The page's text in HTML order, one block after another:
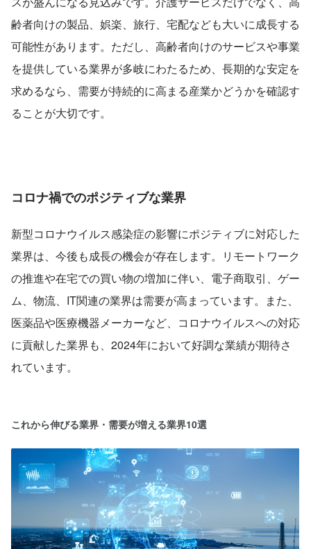
齢者向けの製品、娯楽、旅行、宅配なども大いに成長する
可能性があります。ただし、高齢者向けのサービスや事業
を提供している業界が多岐にわたるため、長期的な安定を
求めるなら、需要が持続的に高まる産業かどうかを確認す
ることが大切です。
コロナ禍でのポジティブな業界
新型コロナウイルス感染症の影響にポジティブに対応した
業界は、今後も成長の機会が存在します。リモートワーク
の推進や在宅での買い物の増加に伴い、電子商取引、ゲー
ム、物流、IT関連の業界は需要が高まっています。また、
医薬品や医療機器メーカーなど、コロナウイルスへの対応
に貢献した業界も、2024年において好調な業績が期待さ
れています。
これから伸びる業界・需要が増える業界10選